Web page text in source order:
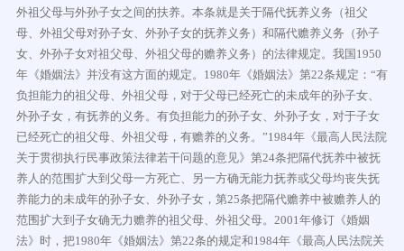
外祖父母与外孙子女之间的扶养。本条就是关于隔代抚养义务（祖父
母、外祖父母对孙子女、外孙子女的抚养义务）和隔代赡养义务（孙子
女、外孙子女对祖父母、外祖父母的赡养义务）的法律规定。我国1950
年《婚姻法》并没有这方面的规定。1980年《婚姻法》第22条规定：“有
负担能力的祖父母、外祖父母，对于父母已经死亡的未成年的孙子女、
外孙子女，有抚养的义务。有负担能力的孙子女、外孙子女，对于子女
已经死亡的祖父母、外祖父母，有赡养的义务。”1984年《最高人民法院
关于贯彻执行民事政策法律若干问题的意见》第24条把隔代抚养中被抚
养人的范围扩大到父母一方死亡、另一方确无能力抚养或父母均丧失抚
养能力的未成年的孙子女、外孙子女，第25条把隔代赡养中被赡养人的
范围扩大到子女确无力赡养的祖父母、外祖父母。2001年修订《婚姻
法》时，把1980年《婚姻法》第22条的规定和1984年《最高人民法院关